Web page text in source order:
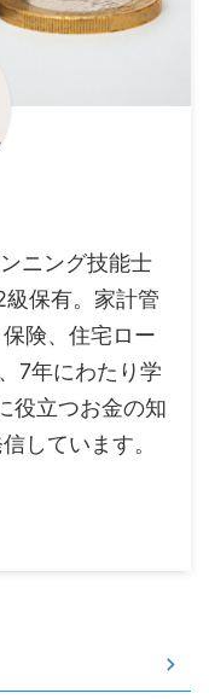
ニング技能士
級保有。家計管
険、住宅ロー
7年にわたり学
役立つお金の知
しています。